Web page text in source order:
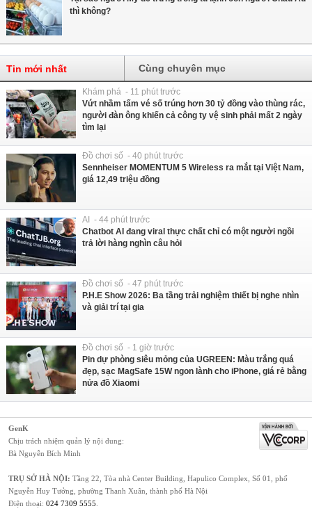
thì không?
Tin mới nhất Cùng chuyên mục
Khám phá - 11 phút trước
Vứt nhầm tấm vé số trúng hơn 30 tỷ đồng vào thùng rác,
người đàn ông khiến cả công ty vệ sinh phải mất 2 ngày
tìm lại
Đồ chơi số - 40 phút trước
Sennheiser MOMENTUM 5 Wireless ra mắt tại Việt Nam,
giá 12,49 triệu đồng
AI - 44 phút trước
Chatbot AI đang viral thực chất chỉ có một người ngồi
trả lời hàng nghìn câu hỏi
Đồ chơi số - 47 phút trước
P.H.E Show 2026: Ba tầng trải nghiệm thiết bị nghe nhìn
và giải trí tại gia
Đồ chơi số - 1 giờ trước
Pin dự phòng siêu mỏng của UGREEN: Màu trắng quá
đẹp, sạc MagSafe 15W ngon lành cho iPhone, giá rẻ bằng
nửa đồ Xiaomi
GenK
Chịu trách nhiệm quản lý nội dung:
Bà Nguyễn Bích Minh
TRỤ SỞ HÀ NỘI: Tầng 22, Tòa nhà Center Building, Hapulico Complex, Số 01, phố
Nguyễn Huy Tưởng, phường Thanh Xuân, thành phố Hà Nội
Điện thoại: 024 7309 5555